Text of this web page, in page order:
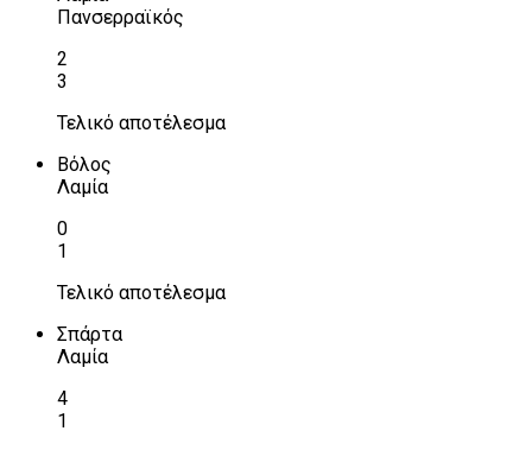
Πανσερραϊκός
2
3
Τελικό αποτέλεσμα
Βόλος
Λαμία
0
1
Τελικό αποτέλεσμα
Σπάρτα
Λαμία
4
1